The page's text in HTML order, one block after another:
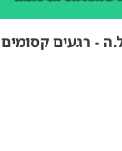
- רגעים קסומים